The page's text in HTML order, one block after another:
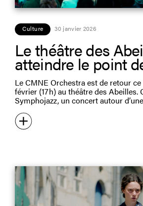
Culture 30 janvier 2026
Le théâtre des
atteindre le point
Le CMNE Orchestra est de retour
février (17 h) au théâtre des Abeilles.
Symphojazz, un concert autour